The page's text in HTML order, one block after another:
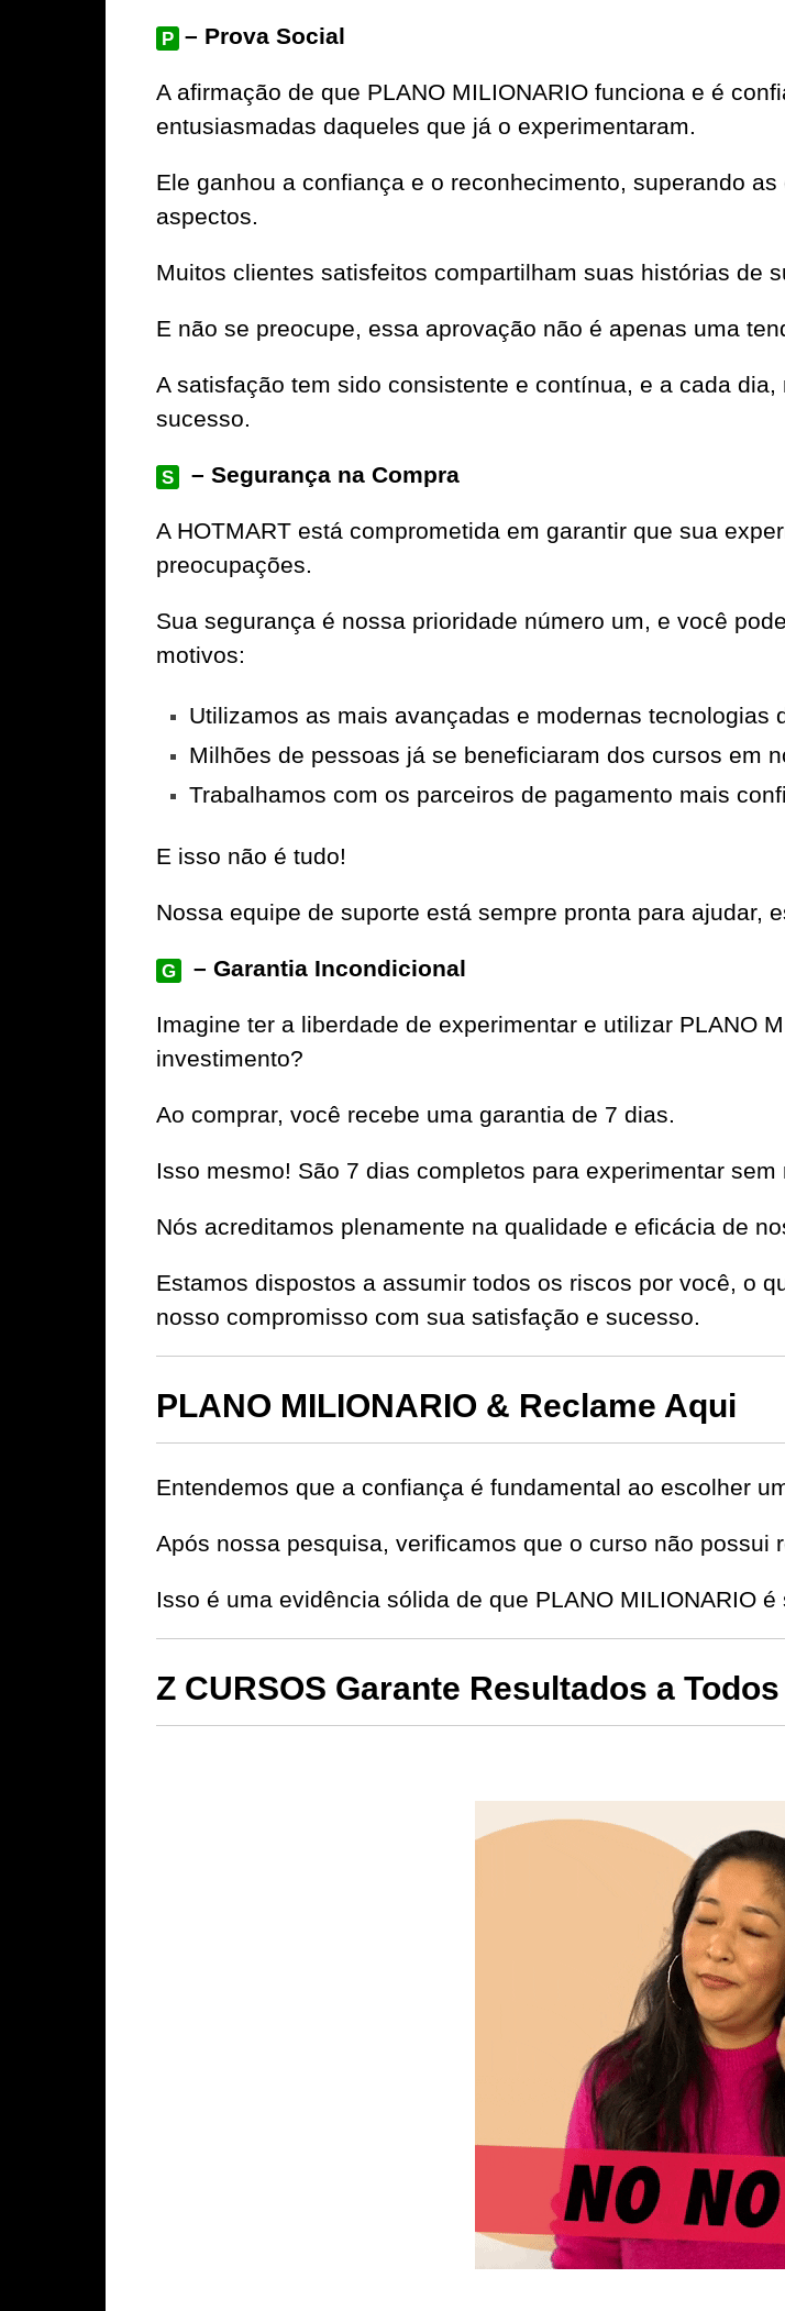
P – Prova Social
A afirmação de que PLANO MILIONARIO funciona e é
entusiasmadas daqueles que já o experimentaram.
Ele ganhou a confiança e o reconhecimento, superando
aspectos.
Muitos clientes satisfeitos compartilham suas histórias de
E não se preocupe, essa aprovação não é apenas uma
A satisfação tem sido consistente e contínua, e a cada
sucesso.
S – Segurança na Compra
A HOTMART está comprometida em garantir que sua
preocupações.
Sua segurança é nossa prioridade número um, e você
motivos:
Utilizamos as mais avançadas e modernas tecnologias
Milhões de pessoas já se beneficiaram dos cursos em
Trabalhamos com os parceiros de pagamento mais
E isso não é tudo!
Nossa equipe de suporte está sempre pronta para ajudar,
G – Garantia Incondicional
Imagine ter a liberdade de experimentar e utilizar PLANO
investimento?
Ao comprar, você recebe uma garantia de 7 dias.
Isso mesmo! São 7 dias completos para experimentar
Nós acreditamos plenamente na qualidade e eficácia de
Estamos dispostos a assumir todos os riscos por você, o
nosso compromisso com sua satisfação e sucesso.
PLANO MILIONARIO & Reclame Aqui
Entendemos que a confiança é fundamental ao escolher
Após nossa pesquisa, verificamos que o curso não possui
Isso é uma evidência sólida de que PLANO MILIONARIO
Z CURSOS Garante Resultados a